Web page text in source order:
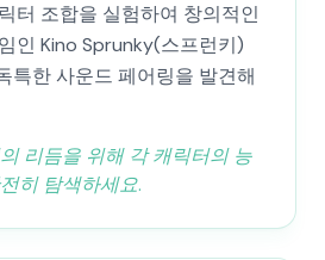
터 조합을 실험하여 창의적인
인 Kino Sprunky(스프런키)
특한 사운드 페어링을 발견해
리듬을 위해 각 캐릭터의 능
히 탐색하세요.